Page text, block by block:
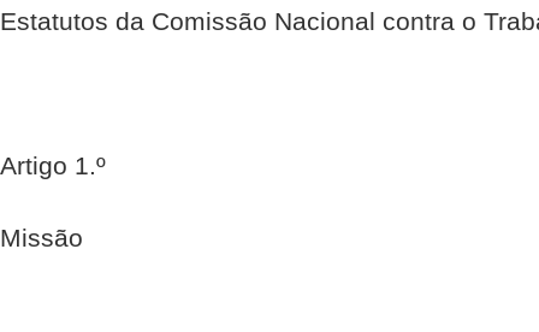
Estatutos da Comissão Nacional contra o
Artigo 1.º
Missão